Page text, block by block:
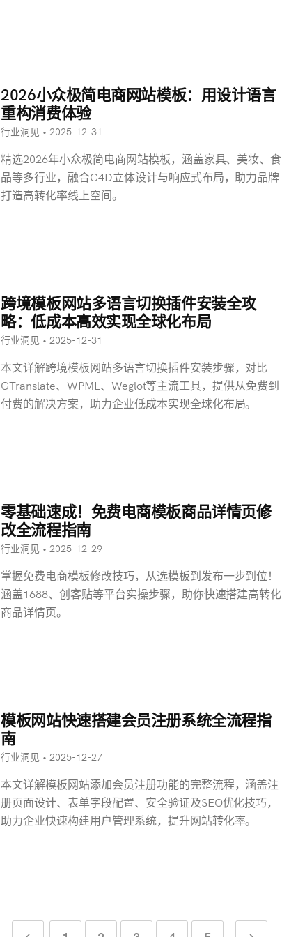
2026小众极简电商网站模板：用设计语言
重构消费体验
行业洞见 • 2025-12-31
精选2026年小众极简电商网站模板，涵盖家具、美妆、食
品等多行业，融合C4D立体设计与响应式布局，助力品牌
打造高转化率线上空间。
跨境模板网站多语言切换插件安装全攻
略：低成本高效实现全球化布局
行业洞见 • 2025-12-31
本文详解跨境模板网站多语言切换插件安装步骤，对比
GTranslate、WPML、Weglot等主流工具，提供从免费到
付费的解决方案，助力企业低成本实现全球化布局。
零基础速成！免费电商模板商品详情页修
改全流程指南
行业洞见 • 2025-12-29
掌握免费电商模板修改技巧，从选模板到发布一步到位！
涵盖1688、创客贴等平台实操步骤，助你快速搭建高转化
商品详情页。
模板网站快速搭建会员注册系统全流程指
南
行业洞见 • 2025-12-27
本文详解模板网站添加会员注册功能的完整流程，涵盖注
册页面设计、表单字段配置、安全验证及SEO优化技巧，
助力企业快速构建用户管理系统，提升网站转化率。